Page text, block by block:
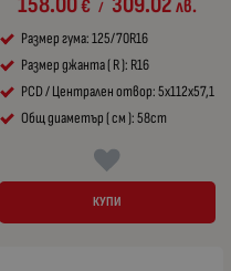
€ / лв.
Размер гума: 125/70R16
Размер джанта ( R ): R16
PCD / Централен отвор: 5x112x57,1
Общ диаметър ( см ): 58cm
КУПИ